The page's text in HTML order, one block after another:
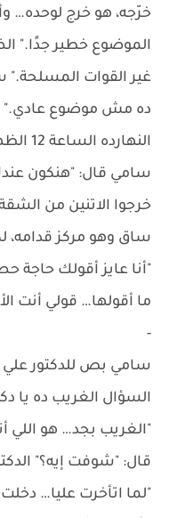
خرّجه، هو خرج لوحده…
الموضوع خطير جدًا."
غير القوات المسلحة."
ده مش موضوع عادي."
سامي قال: "هنكون
خرجوا الاتنين من
ساق وهو مركز قدامه،
"أنا عايز أقولك
ما أقولها… قولي أنت
-
سامي بص للدكتور
السؤال الغريب ده يا
"الغريب بجد… هو
قال: "شوفت إيه؟"
"لما اتأخرت عليا…